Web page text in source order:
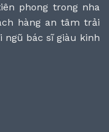
phong trong nha
hàng an tâm trải
bác sĩ giàu kinh